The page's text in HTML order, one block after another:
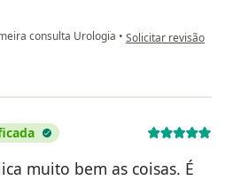
consulta Urologia • na opinião do
Solicitar revisão
muito bem as coisas. É